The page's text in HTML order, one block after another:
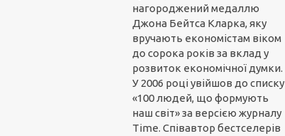
нагороджений медаллю
Джона Бейтса Кларка, яку
вручають економістам віком
до сорока років за вклад у
розвиток економічної думки.
У 2006 році увійшов до списку
«100 людей, що формують
наш світ» за версією журналу
Time. Співавтор бестселерів